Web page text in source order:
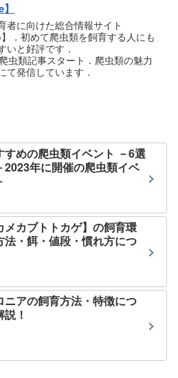
者に向けた総合情報サイト
】．初めて爬虫類を飼育する人にも
いと好評です．
虫類記事スタート．爬虫類の魅力
て発信しています．
すめの爬虫類イベント －6選
2023年に開催の爬虫類イベ
メカブトトカゲ】の飼育環
法・餌・値段・慣れ方につ
ニアの飼育方法・特徴につ
！